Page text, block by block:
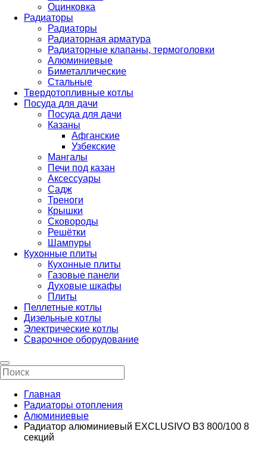
Оцинковка
Радиаторы
Радиаторы
Радиаторная арматура
Радиаторные клапаны, термоголовки
Алюминиевые
Биметаллические
Стальные
Твердотопливные котлы
Посуда для дачи
Посуда для дачи
Казаны
Афганские
Узбекские
Мангалы
Печи под казан
Аксессуары
Садж
Треноги
Крышки
Сковороды
Решётки
Шампуры
Кухонные плиты
Кухонные плиты
Газовые панели
Духовые шкафы
Плиты
Пеллетные котлы
Дизельные котлы
Электрические котлы
Сварочное оборудование
Главная
Радиаторы отопления
Алюминиевые
Радиатор алюминиевый EXCLUSIVO B3 800/100 8
секций